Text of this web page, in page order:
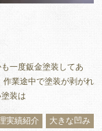
一度鈑金塗装してあ
作業途中で塗装が剥がれ
装は
実績紹介 大きな凹み